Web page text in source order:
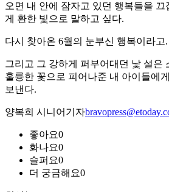
오면 내 안에 잠자고 있던 행복들을
게 환한 빛으로 말하고 싶다.
다시 찾아온 6월의 눈부신 행복이라고.
그리고 그 강하게 퍼부어대던 낯 설은
훌륭한 꽃으로 피어나준 내 아이들에
보낸다.
양복희 시니어기자
좋아요0
화나요0
슬퍼요0
더 궁금해요0